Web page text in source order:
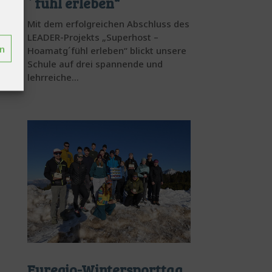
Mit dem erfolgreichen Abschluss des
LEADER-Projekts „Superhost –
Hoamatg´fühl erleben“ blickt unsere
Schule auf drei spannende und
lehrreiche...